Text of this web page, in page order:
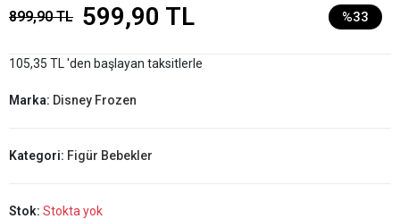
899,90 TL 599,90 TL %33
105,35 TL 'den başlayan taksitlerle
Marka: Disney Frozen
Kategori: Figür Bebekler
Stok: Stokta yok